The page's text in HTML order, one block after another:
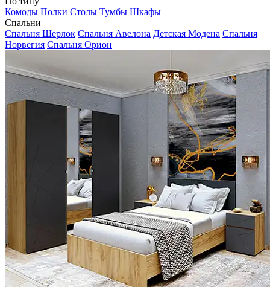
Комоды Полки Столы Тумбы Шкафы
Спальни
Спальня Шерлок Спальня Авелона Детская Модена Спальня
Норвегия Спальня Орион